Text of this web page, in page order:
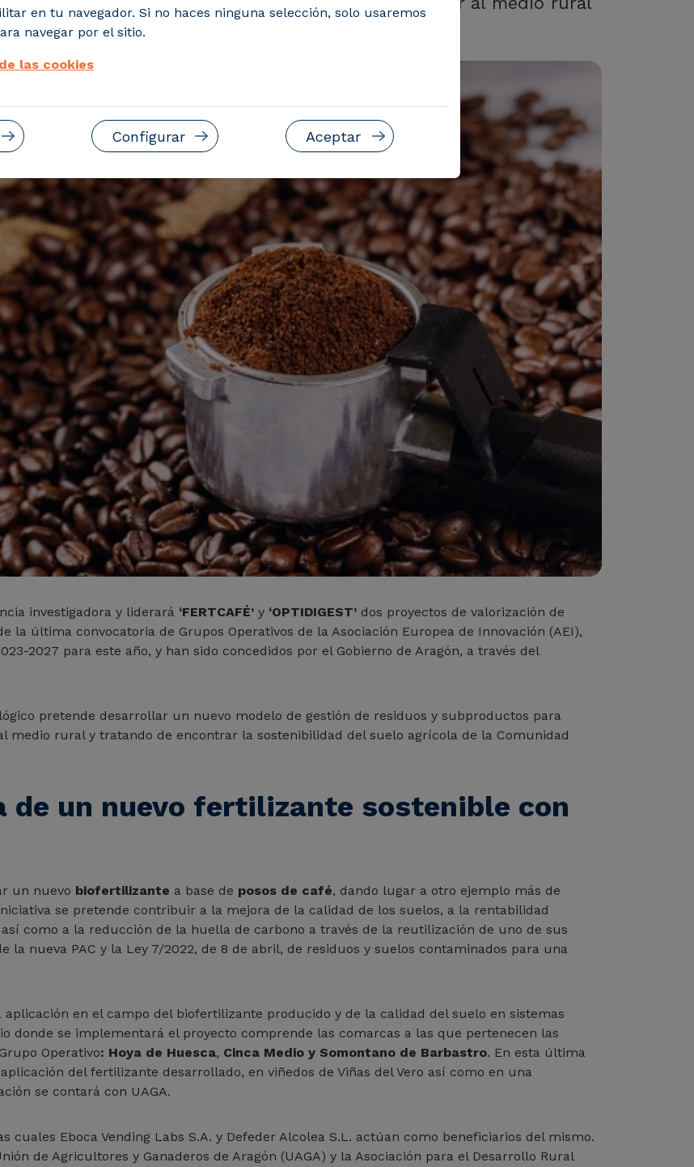
del suelo agrícola
investigadora y liderará ‘FERTCAFÉ’ y ‘OPTIDIGEST’ dos proyectos de valorización de
la última convocatoria de Grupos Operativos de la Asociación Europea de Innovación (AEI),
2027 para este año, y han sido concedidos por el Gobierno de Aragón, a través del
pretende desarrollar un nuevo modelo de gestión de residuos y subproductos para
medio rural y tratando de encontrar la sostenibilidad del suelo agrícola de la Comunidad
de un nuevo fertilizante sostenible con
un nuevo biofertilizante a base de posos de café, dando lugar a otro ejemplo más de
se pretende contribuir a la mejora de la calidad de los suelos, a la rentabilidad
como a la reducción de la huella de carbono a través de la reutilización de uno de sus
la nueva PAC y la Ley 7/2022, de 8 de abril, de residuos y suelos contaminados para una
en el campo del biofertilizante producido y de la calidad del suelo en sistemas
donde se implementará el proyecto comprende las comarcas a las que pertenecen las
Operativo: Hoya de Huesca, Cinca Medio y Somontano de Barbastro. En esta última
del fertilizante desarrollado, en viñedos de Viñas del Vero así como en una
se contará con UAGA.
cuales Eboca Vending Labs S.A. y Defeder Alcolea S.L. actúan como beneficiarios del mismo.
de Agricultores y Ganaderos de Aragón (UAGA) y la Asociación para el Desarrollo Rural
en tu navegador. Si no haces ninguna selección, solo usaremos
navegar por el sitio.
las cookies
Configurar Aceptar